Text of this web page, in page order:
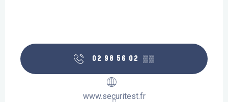
02 98 56 02 ▒▒
www.securitest.fr